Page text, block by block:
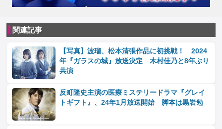
関連記事
【写真】波瑠、松本清張作品に初挑戦！ 2024
年『ガラスの城』放送決定 木村佳乃と8年ぶり
共演
反町隆史主演の医療ミステリードラマ『グレイ
トギフト』、24年1月放送開始 脚本は黒岩勉